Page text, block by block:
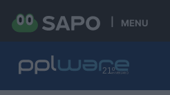
MENU